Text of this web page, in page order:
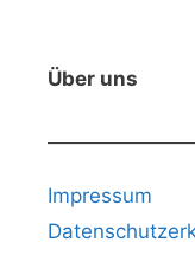
Über uns
Impressum